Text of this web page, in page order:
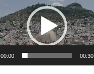
00:00 00:30